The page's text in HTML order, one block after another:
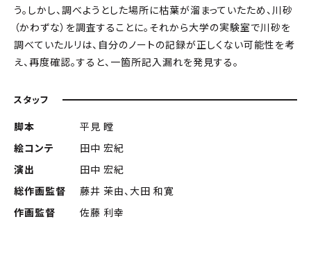
う。しかし、調べようとした場所に枯葉が溜まっていたため、川砂
（かわずな）を調査することに。それから大学の実験室で川砂を
調べていたルリは、自分のノートの記録が正しくない可能性を考
え、再度確認。すると、一箇所記入漏れを発見する。
スタッフ
脚本
平見 瞠
絵コンテ
田中 宏紀
演出
田中 宏紀
総作画監督
藤井 茉由、大田 和寛
作画監督
佐藤 利幸